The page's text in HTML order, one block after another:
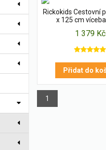
Rickokids Cestovní
x 125 cm
1 379 Kč
Přidat do
1